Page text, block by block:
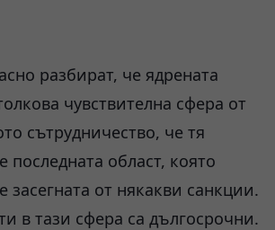
разбират, че ядрената
чувствителна сфера от
сътрудничество, че тя
последната област, която
засегната от някакви санкции.
в тази сфера са дългосрочни.